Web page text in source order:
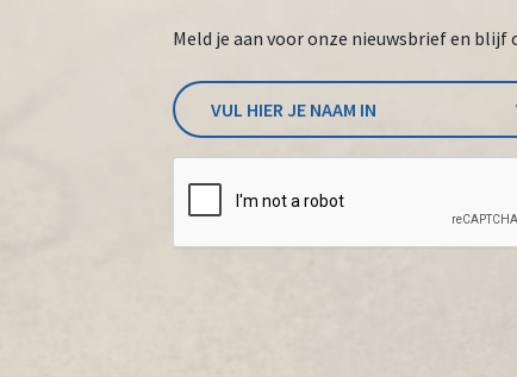
Meld je aan voor onze nieuwsbrief en